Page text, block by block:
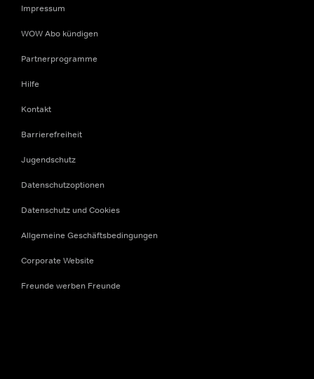
Impressum
WOW Abo kündigen
Partnerprogramme
Hilfe
Kontakt
Barrierefreiheit
Jugendschutz
Datenschutzoptionen
Datenschutz und Cookies
Allgemeine Geschäftsbedingungen
Corporate Website
Freunde werben Freunde